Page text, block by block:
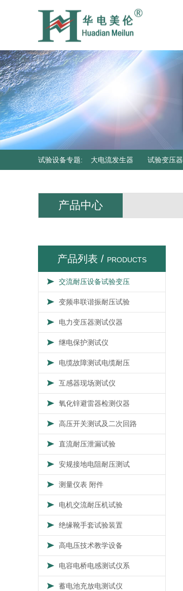
试验设备专题: 大电流发生器 试验变压器
产品中心
产品列表 / PRODUCTS
交流耐压设备试验变压
变频串联谐振耐压试验
电力变压器测试仪器
继电保护测试仪
电缆故障测试电缆耐压
互感器现场测试仪
氧化锌避雷器检测仪器
高压开关测试及二次回路
直流耐压泄漏试验
安规接地电阻耐压测试
测量仪表 附件
电机交流耐压机试验
绝缘靴手套试验装置
高电压技术教学设备
电容电桥电感测试仪系
蓄电池充放电测试仪